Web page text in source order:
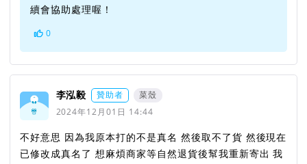
續會協助處理喔！
0
李泓毅 贊助者
菜殼
2024年12月01日 14:44
不好意思 因為我原本打的不是真名 然後取不了貨 然後現在
已修改成真名了 想麻煩商家等自然退貨後幫我重新寄出 我